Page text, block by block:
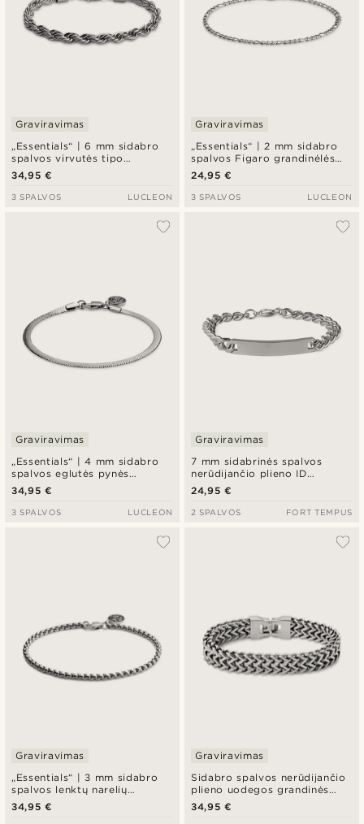
„Essentials“ | 6 mm sidabro
spalvos virvutės tipo
grandinėlės apyrankė
Graviravimas
34,95 €
3 SPALVOS LUCLEON
„Essentials“ | 2 mm sidabro
spalvos Figaro grandinėlės
apyrankė
Graviravimas
24,95 €
3 SPALVOS LUCLEON
„Essentials“ | 4 mm sidabro
spalvos eglutės pynės
grandinėlės apyrankė
Graviravimas
34,95 €
3 SPALVOS LUCLEON
7 mm sidabrinės spalvos
nerūdijančio plieno ID
apyrankė
Graviravimas
24,95 €
2 SPALVOS FORT TEMPUS
„Essentials“ | 3 mm sidabro
spalvos lenktų narelių
grandinėlės apyrankė
Graviravimas
34,95 €
Sidabro spalvos nerūdijančio
plieno uodegos grandinės
apyrankė
Graviravimas
34,95 €